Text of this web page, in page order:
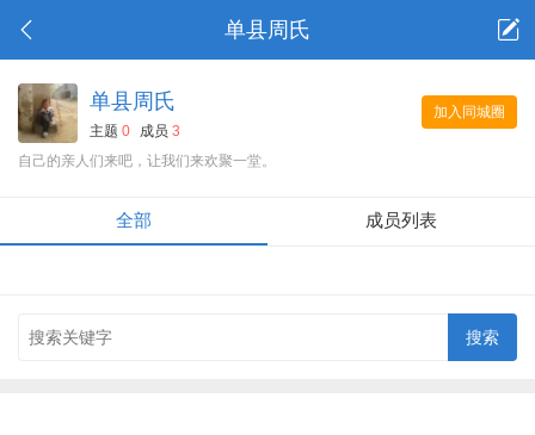
单县周氏
加入同城圈
单县周氏
主题 0 成员 3
自己的亲人们来吧，让我们来欢聚一堂。
全部 成员列表